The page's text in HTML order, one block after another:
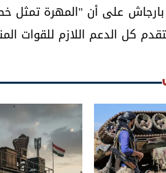
على أن "المهرة تمثل خط
كل الدعم اللازم للقوات